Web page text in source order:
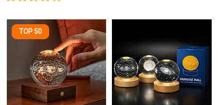
TOP 50